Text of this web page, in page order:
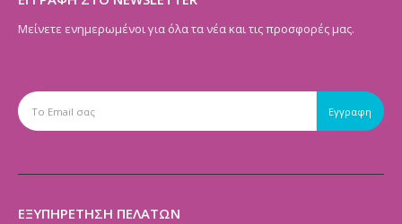
Μείνετε ενημερωμένοι για όλα τα νέα και τις προσφορές μας.
ΕΞΥΠΗΡΕΤΗΣΗ ΠΕΛΑΤΩΝ